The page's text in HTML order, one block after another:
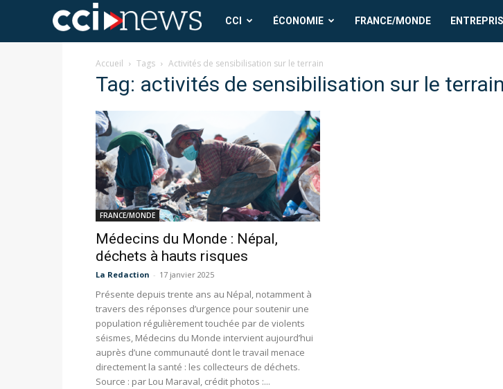
CCI
News
CCI ÉCONOMIE FRANCE/MONDE
Accueil Tags Activités de sensibilisation sur le terrain
Tag: activités de sensibilisation sur le terrain
FRANCE/MONDE
Médecins du Monde : Népal,
déchets à hauts risques
La Redaction - 17 janvier 2025
Présente depuis trente ans au Népal, notamment à
travers des réponses d’urgence pour soutenir une
population régulièrement touchée par de violents
séismes, Médecins du Monde intervient aujourd’hui
auprès d’une communauté dont le travail menace
directement la santé : les collecteurs de déchets.
Source : par Lou Maraval, crédit photos :...